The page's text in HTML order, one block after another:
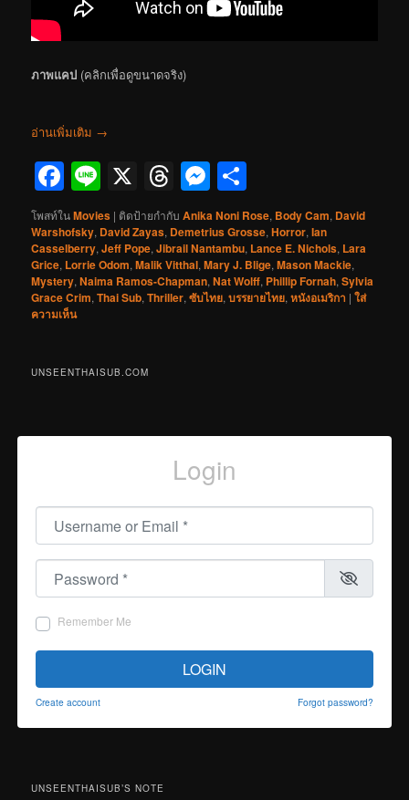
ภาพแคป (คลิกเพื่อดูขนาดจริง)
อ่านเพิ่มเติม →
Facebook
Line
X Threads
Messenger
โพสท์ในMovies | ติดป้ายกำกับ Anika Noni Rose, Body Cam, David
Warshofsky, David Zayas, Demetrius Grosse,Horror,Ian
Casselberry,Jeff Pope,Jibrail Nantambu, Lance E. Nichols, Lara
Grice, Lorrie Odom,Malik Vitthal,Mary J. Blige,Mason Mackie,
Mystery,Naima Ramos-Chapman,Nat Wolff, Phillip Fornah,Sylvia
Grace Crim,Thai Sub,Thriller,ซับไทย,บรรยายไทย,หนังอเมริกา |ใส่
ความเห็น
UNSEENTHAISUB.COM
Login
Username or Email
Password
Remember Me
LOGIN
Create account Forgot password?
UNSEENTHAISUB’S NOTE